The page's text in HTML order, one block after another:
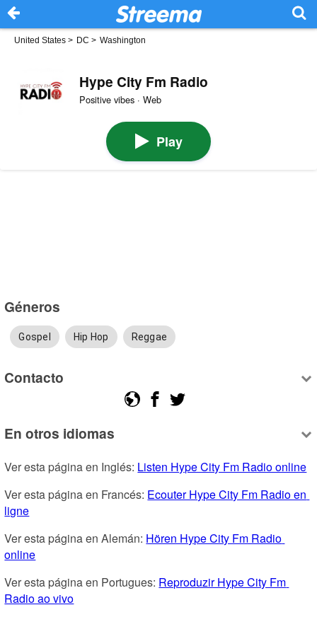
United States > DC > Washington
Hype City Fm Radio
Positive vibes · Web
Play
Géneros
Gospel Hip Hop Reggae
Contacto
En otros idiomas
Ver esta página en Inglés: Listen Hype City Fm Radio online
Ver esta página en Francés: Ecouter Hype City Fm Radio en
ligne
Ver esta página en Alemán: Hören Hype City Fm Radio
online
Ver esta página en Portugues: Reproduzir Hype City Fm
Radio ao vivo